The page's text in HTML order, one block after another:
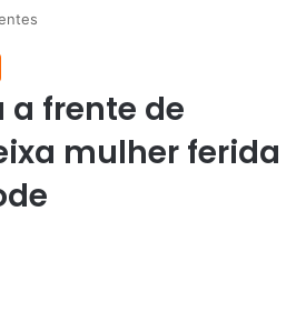
a frente de
mulher ferida